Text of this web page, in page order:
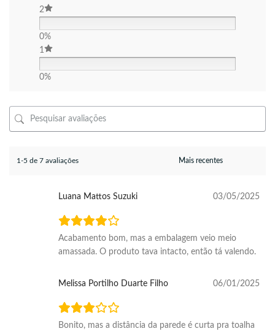
2
0%
1
0%
1-5 de 7 avaliações
Luana Mattos Suzuki 03/05/2025
Acabamento bom, mas a embalagem veio meio
amassada. O produto tava intacto, então tá valendo.
Melissa Portilho Duarte Filho 06/01/2025
Bonito, mas a distância da parede é curta pra toalha